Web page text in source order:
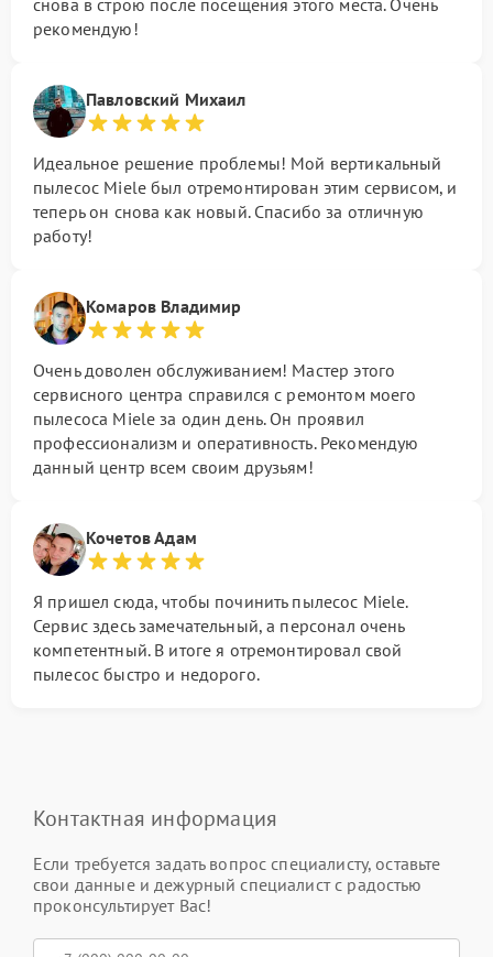
снова в строю после посещения этого места. Очень
рекомендую!
Павловский Михаил
Идеальное решение проблемы! Мой вертикальный
пылесос Miele был отремонтирован этим сервисом, и
теперь он снова как новый. Спасибо за отличную
работу!
Комаров Владимир
Очень доволен обслуживанием! Мастер этого
сервисного центра справился с ремонтом моего
пылесоса Miele за один день. Он проявил
профессионализм и оперативность. Рекомендую
данный центр всем своим друзьям!
Кочетов Адам
Я пришел сюда, чтобы починить пылесос Miele.
Сервис здесь замечательный, а персонал очень
компетентный. В итоге я отремонтировал свой
пылесос быстро и недорого.
Контактная информация
Если требуется задать вопрос специалисту, оставьте
свои данные и дежурный специалист с радостью
проконсультирует Вас!